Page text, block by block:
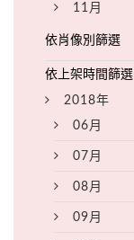
11月
2018年
06月
07月
08月
09月